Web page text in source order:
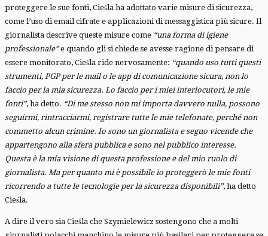
proteggere le sue fonti, Cieśla ha adottato varie misure di sicurezza,
come l’uso di email cifrate e applicazioni di messaggistica più sicure. Il
giornalista descrive queste misure come “una forma di igiene
professionale”e quando gli si chiede se avesse ragione di pensare di
essere monitorato, Cieśla ride nervosamente: “quando uso tutti questi
strumenti, PGP per le mail o le app di comunicazione sicura, non lo
faccio per la mia sicurezza. Lo faccio per i miei interlocutori, le mie
fonti”, ha detto. “Di me stesso non mi importa davvero nulla, possono
seguirmi, rintracciarmi, registrare tutte le mie telefonate, perché non
commetto alcun crimine. Io sono un giornalista e seguo vicende che
appartengono alla sfera pubblica e sono nel pubblico interesse.
Questa è la mia visione di questa professione e del mio ruolo di
giornalista. Ma per quanto mi è possibile io proteggerò le mie fonti
ricorrendo a tutte le tecnologie per la sicurezza disponibili”, ha detto
Cieśla.
A dire il vero sia Cieśla che Szymielewicz sostengono che a molti